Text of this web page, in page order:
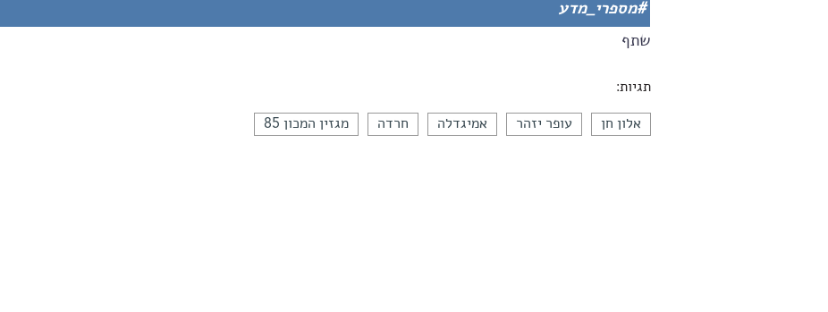
#מספרי_מדע
שתף
תגיות:
אלון חן עופר יזהר אמיגדלה חרדה מגזין המכון 85